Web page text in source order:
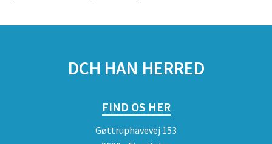
DCH HAN HERRED
FIND OS HER
Gøttruphavevej 153